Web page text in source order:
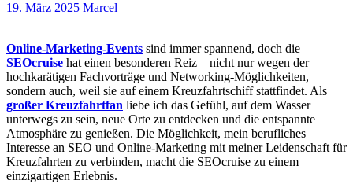
19. März 2025 Marcel
Online-Marketing-Events sind immer spannend, doch die
SEOcruise hat einen besonderen Reiz – nicht nur wegen der
hochkarätigen Fachvorträge und Networking-Möglichkeiten,
sondern auch, weil sie auf einem Kreuzfahrtschiff stattfindet. Als
großer Kreuzfahrtfan liebe ich das Gefühl, auf dem Wasser
unterwegs zu sein, neue Orte zu entdecken und die entspannte
Atmosphäre zu genießen. Die Möglichkeit, mein berufliches
Interesse an SEO und Online-Marketing mit meiner Leidenschaft für
Kreuzfahrten zu verbinden, macht die SEOcruise zu einem
einzigartigen Erlebnis.